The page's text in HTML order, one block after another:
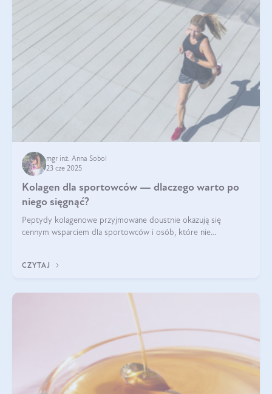
mgr inż. Anna Sobol
23 cze 2025
Kolagen dla sportowców — dlaczego warto po
niego sięgnąć?
Peptydy kolagenowe przyjmowane doustnie okazują się
cennym wsparciem dla sportowców i osób, które nie
CZYTAJ